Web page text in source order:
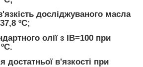
досліджуваного масла
ºС;
олії з ІВ=100 при
достатньої в'язкості при